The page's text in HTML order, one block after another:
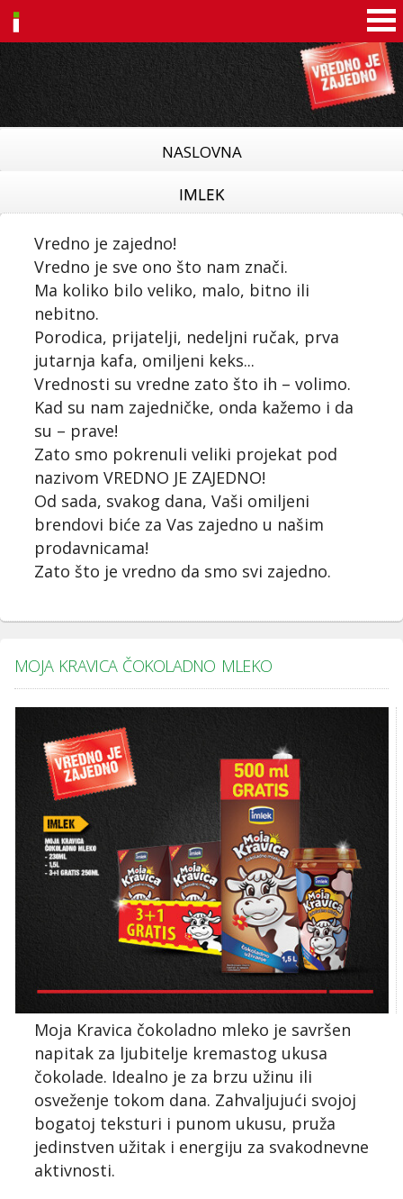
NASLOVNA
IMLEK
Vredno je zajedno!
Vredno je sve ono što nam znači.
Ma koliko bilo veliko, malo, bitno ili
nebitno.
Porodica, prijatelji, nedeljni ručak, prva
jutarnja kafa, omiljeni keks...
Vrednosti su vredne zato što ih – volimo.
Kad su nam zajedničke, onda kažemo i da
su – prave!
Zato smo pokrenuli veliki projekat pod
nazivom VREDNO JE ZAJEDNO!
Od sada, svakog dana, Vaši omiljeni
brendovi biće za Vas zajedno u našim
prodavnicama!
Zato što je vredno da smo svi zajedno.
MOJA KRAVICA ČOKOLADNO MLEKO
Moja Kravica čokoladno mleko je savršen
napitak za ljubitelje kremastog ukusa
čokolade. Idealno je za brzu užinu ili
osveženje tokom dana. Zahvaljujući svojoj
bogatoj teksturi i punom ukusu, pruža
jedinstven užitak i energiju za svakodnevne
aktivnosti.